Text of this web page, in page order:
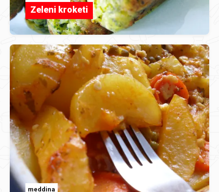
Zeleni kroketi
meddina